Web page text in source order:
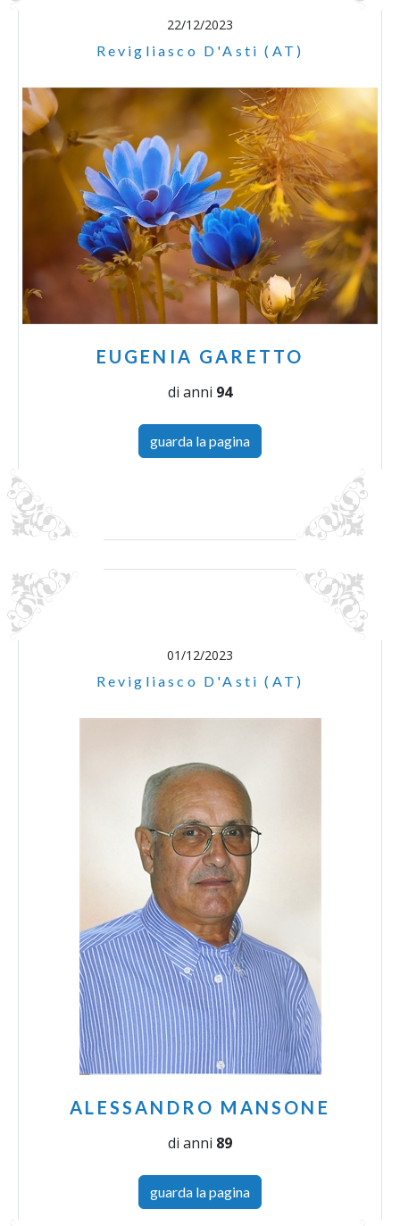
22/12/2023
Revigliasco D'Asti (AT)
EUGENIA GARETTO
di anni 94
guarda la pagina
01/12/2023
Revigliasco D'Asti (AT)
ALESSANDRO MANSONE
di anni 89
guarda la pagina